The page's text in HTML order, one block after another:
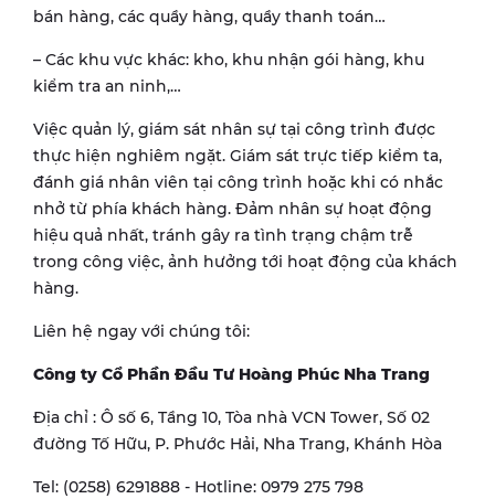
bán hàng, các quầy hàng, quầy thanh toán…
– Các khu vực khác: kho, khu nhận gói hàng, khu
kiểm tra an ninh,…
Việc quản lý, giám sát nhân sự tại công trình được
thực hiện nghiêm ngặt. Giám sát trực tiếp kiểm ta,
đánh giá nhân viên tại công trình hoặc khi có nhắc
nhở từ phía khách hàng. Đảm nhân sự hoạt động
hiệu quả nhất, tránh gây ra tình trạng chậm trễ
trong công việc, ảnh hưởng tới hoạt động của khách
hàng.
Liên hệ ngay với chúng tôi:
Công ty Cổ Phần Đầu Tư Hoàng Phúc Nha Trang
Địa chỉ : Ô số 6, Tầng 10, Tòa nhà VCN Tower, Số 02
đường Tố Hữu, P. Phước Hải, Nha Trang, Khánh Hòa
Tel: (0258) 6291888 - Hotline: 0979 275 798